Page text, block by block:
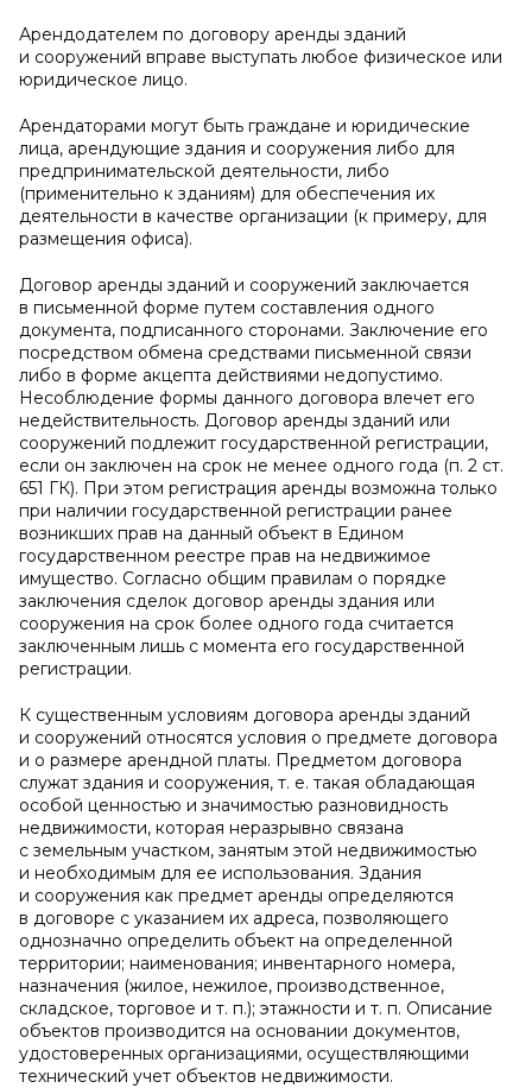
Арендодателем по договору аренды зданий
и сооружений вправе выступать любое физическое или
юридическое лицо.
Арендаторами могут быть граждане и юридические
лица, арендующие здания и сооружения либо для
предпринимательской деятельности, либо
(применительно к зданиям) для обеспечения их
деятельности в качестве организации (к примеру, для
размещения офиса).
Договор аренды зданий и сооружений заключается
в письменной форме путем составления одного
документа, подписанного сторонами. Заключение его
посредством обмена средствами письменной связи
либо в форме акцепта действиями недопустимо.
Несоблюдение формы данного договора влечет его
недействительность. Договор аренды зданий или
сооружений подлежит государственной регистрации,
если он заключен на срок не менее одного года (п. 2 ст.
651 ГК). При этом регистрация аренды возможна только
при наличии государственной регистрации ранее
возникших прав на данный объект в Едином
государственном реестре прав на недвижимое
имущество. Согласно общим правилам о порядке
заключения сделок договор аренды здания или
сооружения на срок более одного года считается
заключенным лишь с момента его государственной
регистрации.
К существенным условиям договора аренды зданий
и сооружений относятся условия о предмете договора
и о размере арендной платы. Предметом договора
служат здания и сооружения, т. е. такая обладающая
особой ценностью и значимостью разновидность
недвижимости, которая неразрывно связана
с земельным участком, занятым этой недвижимостью
и необходимым для ее использования. Здания
и сооружения как предмет аренды определяются
в договоре с указанием их адреса, позволяющего
однозначно определить объект на определенной
территории; наименования; инвентарного номера,
назначения (жилое, нежилое, производственное,
складское, торговое и т. п.); этажности и т. п. Описание
объектов производится на основании документов,
удостоверенных организациями, осуществляющими
технический учет объектов недвижимости.